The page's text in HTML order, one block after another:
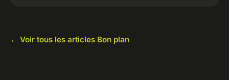
← Voir tous les articles Bon plan